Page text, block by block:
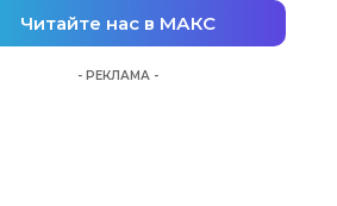
Читайте нас в МАКС
- РЕКЛАМА -